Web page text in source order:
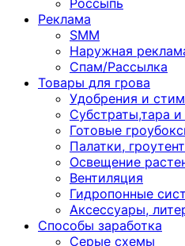
Россыпь
Реклама
SMM
Наружная
Спам/Рассылка
Товары для грова
Удобрения и
Субстраты,тара
Готовые
Палатки,
Освещение
Вентиляция
Гидропонные
Аксессуары,
Способы заработка
Серые схемы